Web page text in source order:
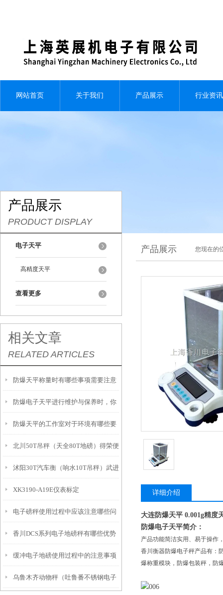
网站首页 关于我们 产品展示 行业资讯
产品展示
PRODUCT DISPLAY
电子天平
高精度天平
查看更多
相关文章
RELATED ARTICLES
防爆天平称量时有哪些事项需要注意
呢？
防爆电子天平进行维护与保养时，你
需要注意这几点！
防爆天平的工作室对于环境有哪些要
求呢？
北川50T吊秤（天全80T地磅）得荣便
携式地磅）自流井50T汽车衡维修
沭阳30T汽车衡（响水10T吊秤）武进
汽车磅称）句容60T地磅维修
XK3190-A19E仪表标定
电子磅秤使用过程中应该注意哪些问
题？
香川DCS系列电子地磅秤有哪些优势
缓冲电子地磅使用过程中的注意事项
乌鲁木齐动物秤（吐鲁番不锈钢电子
产品展示 您现在的
详细介绍
大连防爆天平 0.001g精度
防爆电子天平简介：
产品功能简洁实用、易于操作
香川衡器防爆电子秤产品有：
爆称重模块，防爆包装秤，防